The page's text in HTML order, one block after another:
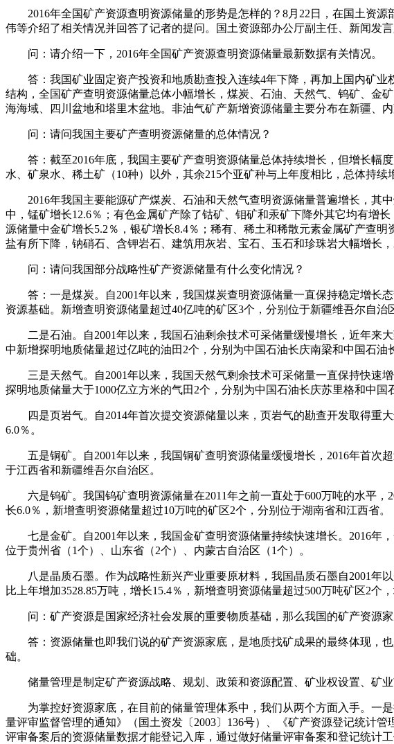
2016年全国矿产资源查明资源储量的形势是怎样的？8月22日，在国土资源
伟等介绍了相关情况并回答了记者的提问。国土资源部办公厅副主任、新闻发言
问：请介绍一下，2016年全国矿产资源查明资源储量最新数据有关情况。
答：我国矿业固定资产投资和地质勘查投入连续4年下降，再加上国内矿业
结构，全国矿产查明资源储量总体小幅增长，煤炭、石油、天然气、钨矿、金
海海域、四川盆地和塔里木盆地。非油气矿产新增资源储量主要分布在新疆、
问：请问我国主要矿产查明资源储量的总体情况？
答：截至2016年底，我国主要矿产查明资源储量总体持续增长，但增长幅度
水、矿泉水、稀土矿（10种）以外，其余215个亚矿种与上年度相比，总体持
2016年我国主要能源矿产煤炭、石油和天然气查明资源储量普遍增长，其
中，锰矿增长12.6％；有色金属矿产除了钴矿、钼矿和汞矿下降外其它均有增
源储量中金矿增长5.2％，银矿增长8.4％；稀有、稀土和稀散元素金属矿产查
盐有所下降，钠硝石、含钾岩石、建筑用灰岩、宝石、玉石和珍珠岩大幅增长
问：请问我国部分战略性矿产资源储量有什么变化情况？
答：一是煤炭。自2001年以来，我国煤炭查明资源储量一直保持稳定增长态
资源基础。新增查明资源储量超过40亿吨的矿区3个，分别位于新疆维吾尔自治
二是石油。自2001年以来，我国石油剩余技术可采储量缓慢增长，近年来大
中新增探明地质储量超过亿吨的油田2个，分别为中国石油长庆南梁和中国石油
三是天然气。自2001年以来，我国天然气剩余技术可采储量一直保持快速增
探明地质储量大于1000亿立方米的气田2个，分别为中国石油长庆苏里格和中国
四是页岩气。自2014年首次提交资源储量以来，页岩气的勘查开发取得重大
6.0％。
五是铜矿。自2001年以来，我国铜矿查明资源储量缓慢增长，2016年首次超
于江西省和新疆维吾尔自治区。
六是钨矿。我国钨矿查明资源储量在2011年之前一直处于600万吨的水平，
长6.0％，新增查明资源储量超过10万吨的矿区2个，分别位于湖南省和江西省。
七是金矿。自2001年以来，我国金矿查明资源储量持续快速增长。2016年，
位于贵州省（1个）、山东省（2个）、内蒙古自治区（1个）。
八是晶质石墨。作为战略性新兴产业重要原材料，我国晶质石墨自2001年以
比上年增加3528.85万吨，增长15.4％，新增查明资源储量超过500万吨矿区2个
问：矿产资源是国家经济社会发展的重要物质基础，那么我国的矿产资源家
答：资源储量也即我们说的矿产资源家底，是地质找矿成果的最终体现，
础。
储量管理是制定矿产资源战略、规划、政策和资源配置、矿业权设置、矿业
为掌控好资源家底，在目前的储量管理体系中，我们从两个方面入手。一是
量评审监督管理的通知》（国土资发〔2003〕136号）、《矿产资源登记统计
评审备案后的资源储量数据才能登记入库，通过做好储量评审备案和登记统计